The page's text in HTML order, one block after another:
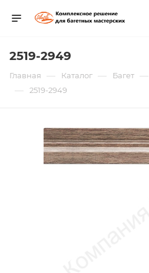
2519-2949
Главная — Каталог — Багет —
— 2519-2949